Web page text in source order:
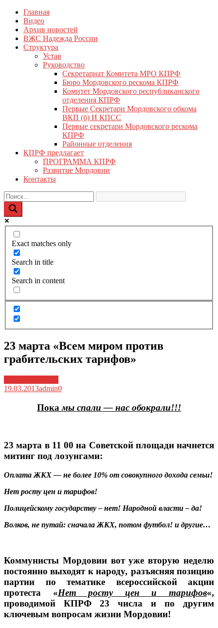
Перейти
содержимому
КПРФ Мордовия
Мордовское Региональное отделение КПРФ
Главная
Видео
Архив новостей
ВЖС Надежда России
Структура
Устав
Руководство
Секретариат Комитета МРО КПРФ
Бюро Мордовского рескома КПРФ
Комитет Мордовского республиканского
отделения КПРФ
Первые Секретари Мордовского обкома
ВКП (б) И КПСС
Первые секретари Мордовского рескома
КПРФ
Районные отделения
КПРФ предлагает
ПРОГРАММА КПРФ
Развитие Мордовии
Контакты
Exact matches only
Search in title
Search in content
23 марта «Всем миром против
грабительских тарифов»
19.03.2013admin0
Пока мы спали — нас обокрали!!!
23 марта в 11 00 на Советской площади начнется
митинг под лозунгами:
Оплата ЖКХ — не более 10% от совокупного дохода семьи!
Нет росту цен и тарифов!
Полицейскому государству – нет! Народной власти – да!
Волков, не путай: сначала ЖКХ, потом футбол! и другие…
Коммунисты Мордовии вот уже вторую неделю
постоянно выходят к народу, разъясняя позицию
партии по тематике всероссийской акции
протеста «Нет росту цен и тарифов«,
проводимой КПРФ 23 числа и по другим
ключевым вопросам жизни Мордовии!